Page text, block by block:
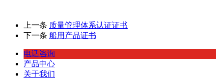
上一条 质量管理体系认证证书
下一条 船用产品证书
电话咨询
产品中心
关于我们